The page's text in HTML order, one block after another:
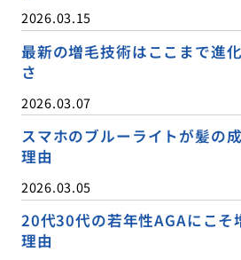
2026.03.15
最新の増毛技術はここまで進
さ
2026.03.07
スマホのブルーライトが髪の
理由
2026.03.05
20代30代の若年性AGAにこそ
理由